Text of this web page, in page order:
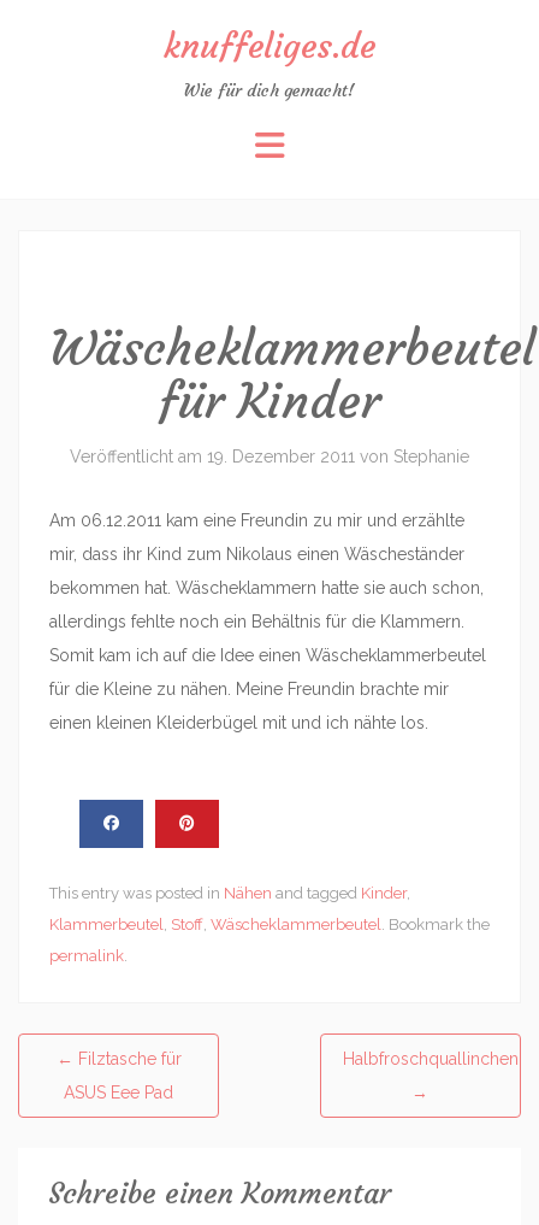
knuffeliges.de
Wie für dich gemacht!
Wäscheklammerbeutel
für Kinder
Veröffentlicht am 19. Dezember 2011 von Stephanie
Am 06.12.2011 kam eine Freundin zu mir und erzählte
mir, dass ihr Kind zum Nikolaus einen Wäscheständer
bekommen hat. Wäscheklammern hatte sie auch schon,
allerdings fehlte noch ein Behältnis für die Klammern.
Somit kam ich auf die Idee einen Wäscheklammerbeutel
für die Kleine zu nähen. Meine Freundin brachte mir
einen kleinen Kleiderbügel mit und ich nähte los.
This entry was posted in Nähen and tagged Kinder,
Klammerbeutel, Stoff, Wäscheklammerbeutel. Bookmark the
permalink.
Post
navigation
← Filztasche für
ASUS Eee Pad
Halbfroschquallinchen
→
Schreibe einen Kommentar